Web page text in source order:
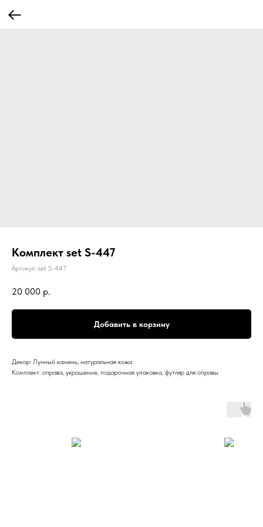
Комплект set S-447
Артикул: set S-447
20 000 р.
Добавить в корзину
Декор: Лунный камень, натуральная кожа
Комплект: оправа, украшение, подарочная упаковка, футляр для оправы